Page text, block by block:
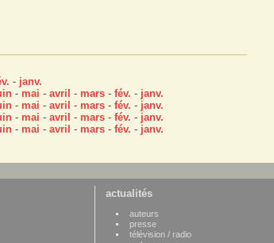
- janv.
- mai - avril - mars - fév. - janv.
- mai - avril - mars - fév. - janv.
- mai - avril - mars - fév. - janv.
- mai - avril - mars - fév. - janv.
actualités
auteurs
presse
télévision / radio